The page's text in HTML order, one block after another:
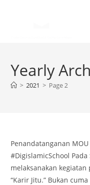
Yearly
> 2021 > Page 2
Penandatanganan
#DigislamicSchool
melaksanakan
“Karir Jitu.” Bukan